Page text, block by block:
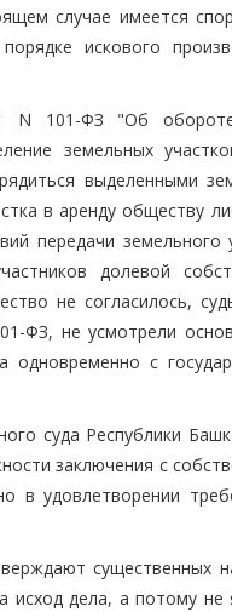
случае имеется
искового
N 101-ФЗ "Об
земельных
выделенными
в аренду обществу
передачи земельного
долевой
не согласилось,
ФЗ, не усмотрели
с
суда Республики
заключения с
в удовлетворении
существенных
исход дела, а потому не